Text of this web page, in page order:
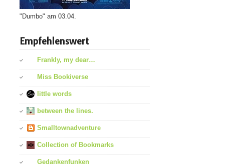
"Dumbo" am 03.04.
Empfehlenswert
Frankly, my dear…
Miss Bookiverse
little words
between the lines.
Smalltownadventure
Collection of Bookmarks
Gedankenfunken